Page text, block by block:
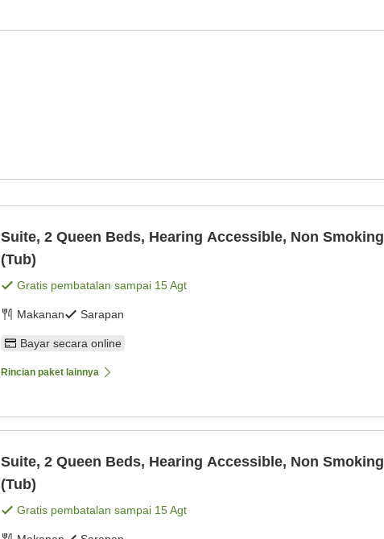
Suite, 2 Queen Beds, Hearing Accessible, Non Smoking
(Tub)
Gratis pembatalan sampai 15 Agt
Makanan Sarapan
Bayar secara online
Rincian paket lainnya
Suite, 2 Queen Beds, Hearing Accessible, Non Smoking
(Tub)
Gratis pembatalan sampai 15 Agt